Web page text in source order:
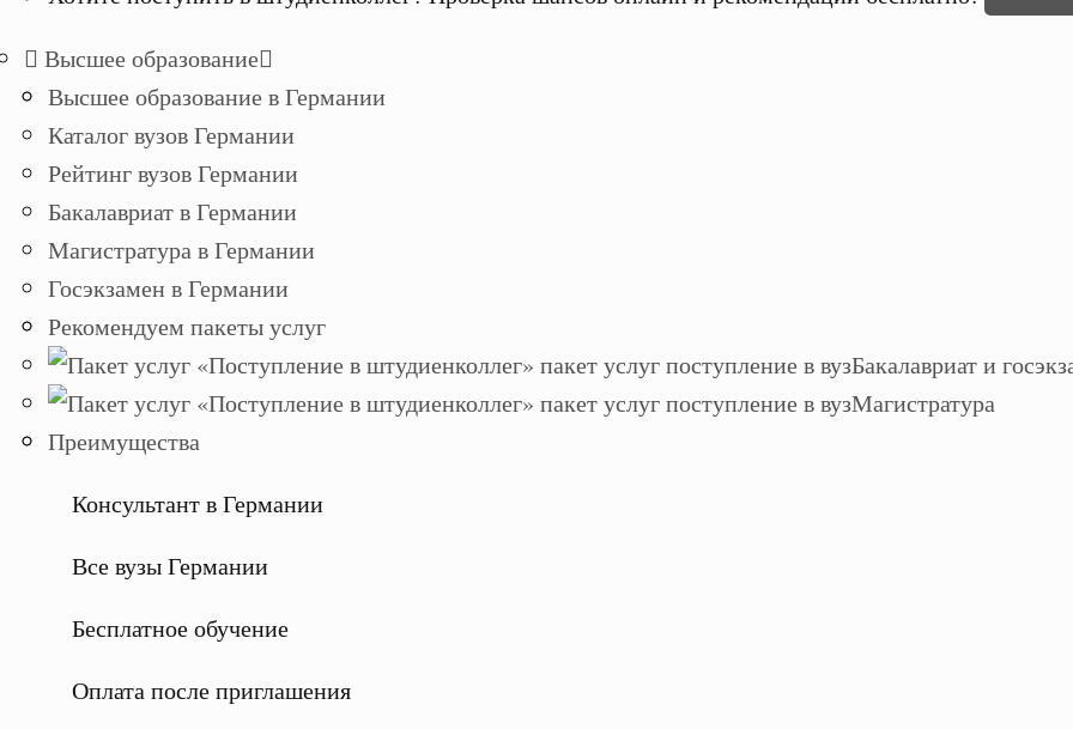
Высшее образование
Высшее образование в Германии
Каталог вузов Германии
Рейтинг вузов Германии
Бакалавриат в Германии
Магистратура в Германии
Госэкзамен в Германии
Рекомендуем пакеты услуг
Бакалавриат и
Магистратура
Преимущества
Консультант в Германии
Все вузы Германии
Бесплатное обучение
Оплата после приглашения